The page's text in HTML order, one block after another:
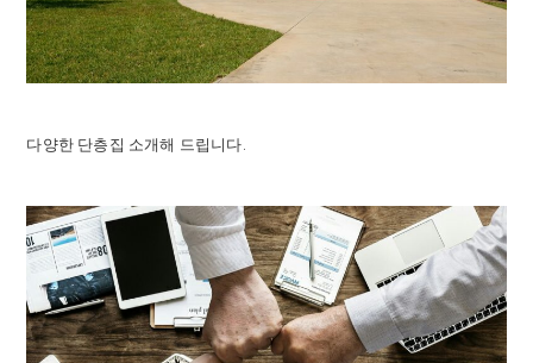
다양한 단층집 소개해 드립니다.